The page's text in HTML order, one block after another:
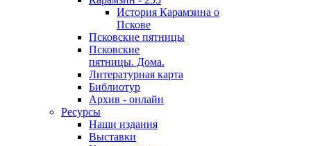
История Карамзина о
Пскове
Псковские пятницы
Псковские
пятницы. Дома.
Литературная карта
Библиотур
Архив - онлайн
Ресурсы
Наши издания
Выставки